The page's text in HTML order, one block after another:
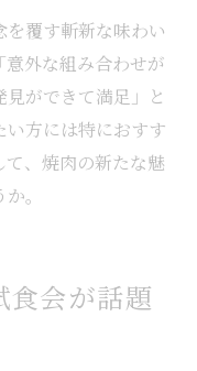
覆す斬新な味わい
外な組み合わせが
ができて満足」と
方には特におすす
、焼肉の新たな魅
。
会が話題